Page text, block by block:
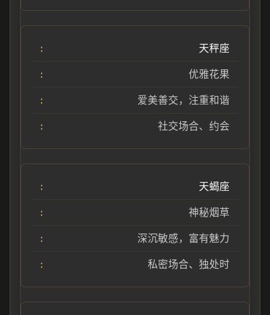
天秤座
优雅花果
爱美善交，注重和谐
社交场合、约会
天蝎座
神秘烟草
深沉敏感，富有魅力
私密场合、独处时